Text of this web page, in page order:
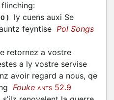
:
)
ly cuens auxi Se
feyntise Pol Songs
e retornez a vostre
a ly vostre servise
avoir regard a nous, qe
Fouke ANTS 52.9